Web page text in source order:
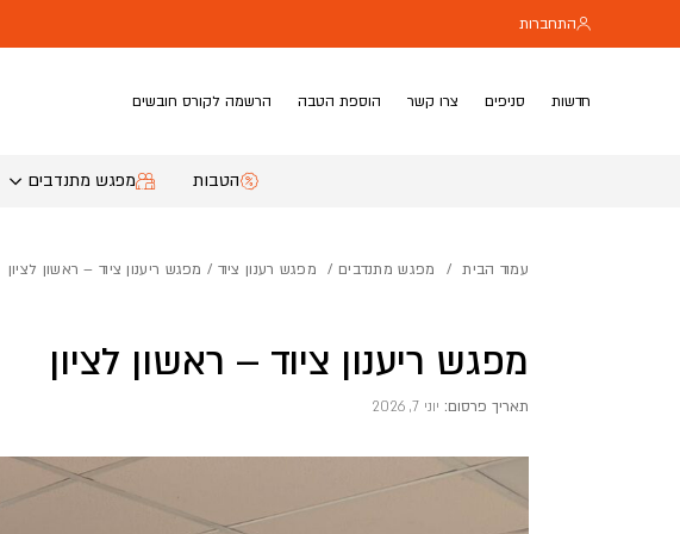
התחברות
חדשות סניפים צרו קשר הוספת הטבה הרשמה לקורס חובשים
הטבות מפגש מתנדבים
עמוד הבית / מפגש מתנדבים / מפגש רענון ציוד / מפגש ריענון ציוד – ראשון לציון
מפגש ריענון ציוד – ראשון לציון
תאריך פרסום: יוני 7, 2026